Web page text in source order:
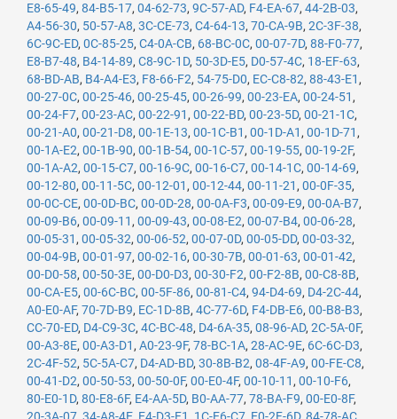
E8-65-49, 84-B5-17, 04-62-73, 9C-57-AD, F4-EA-67, 44-2B-03,
A4-56-30, 50-57-A8, 3C-CE-73, C4-64-13, 70-CA-9B, 2C-3F-38,
6C-9C-ED, 0C-85-25, C4-0A-CB, 68-BC-0C, 00-07-7D, 88-F0-77,
E8-B7-48, B4-14-89, C8-9C-1D, 50-3D-E5, D0-57-4C, 18-EF-63,
68-BD-AB, B4-A4-E3, F8-66-F2, 54-75-D0, EC-C8-82, 88-43-E1 ,
00-27-0C, 00-25-46, 00-25-45, 00-26-99, 00-23-EA, 00-24-51 ,
00-24-F7, 00-23-AC, 00-22-91 , 00-22-BD, 00-23-5D, 00-21-1C,
00-21-A0, 00-21-D8, 00-1E-13, 00-1C-B1 , 00-1D-A1 , 00-1D-71 ,
00-1A-E2, 00-1B-90, 00-1B-54, 00-1C-57, 00-19-55, 00-19-2F,
00-1A-A2, 00-15-C7, 00-16-9C, 00-16-C7, 00-14-1C, 00-14-69,
00-12-80, 00-11-5C, 00-12-01 , 00-12-44, 00-11-21 , 00-0F-35,
00-0C-CE, 00-0D-BC, 00-0D-28, 00-0A-F3, 00-09-E9, 00-0A-B7,
00-09-B6, 00-09-11 , 00-09-43, 00-08-E2, 00-07-B4, 00-06-28,
00-05-31 , 00-05-32, 00-06-52, 00-07-0D, 00-05-DD, 00-03-32,
00-04-9B, 00-01-97, 00-02-16, 00-30-7B, 00-01-63, 00-01-42,
00-D0-58, 00-50-3E, 00-D0-D3, 00-30-F2, 00-F2-8B, 00-C8-8B,
00-CA-E5, 00-6C-BC, 00-5F-86, 00-81-C4, 94-D4-69, D4-2C-44,
A0-E0-AF, 70-7D-B9, EC-1D-8B, 4C-77-6D, F4-DB-E6, 00-B8-B3,
CC-70-ED, D4-C9-3C, 4C-BC-48, D4-6A-35, 08-96-AD, 2C-5A-0F,
00-A3-8E, 00-A3-D1 , A0-23-9F, 78-BC-1A, 28-AC-9E, 6C-6C-D3,
2C-4F-52, 5C-5A-C7, D4-AD-BD, 30-8B-B2, 08-4F-A9, 00-FE-C8,
00-41-D2, 00-50-53, 00-50-0F, 00-E0-4F, 00-10-11 , 00-10-F6,
80-E0-1D, 80-E8-6F, E4-AA-5D, B0-AA-77, 78-BA-F9, 00-E0-8F,